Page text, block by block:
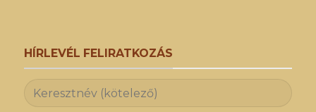
HÍRLEVÉL FELIRATKOZÁS